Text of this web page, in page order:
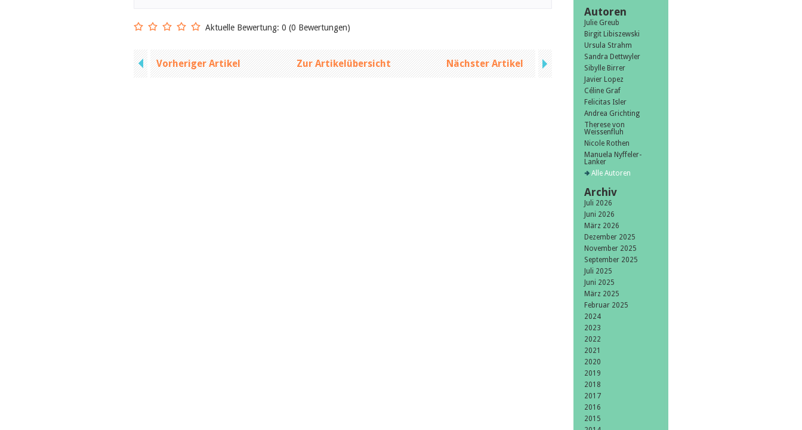
Aktuelle Bewertung: 0 (0 Bewertungen)
Vorheriger Artikel Zur Artikelübersicht Nächster Artikel
Autoren
Julie Greub
Birgit Libiszewski
Ursula Strahm
Sandra Dettwyler
Sibylle Birrer
Javier Lopez
Céline Graf
Felicitas Isler
Andrea Grichting
Therese von
Weissenfluh
Nicole Rothen
Manuela Nyffeler-
Lanker
Alle Autoren
Archiv
Juli 2026
Juni 2026
März 2026
Dezember 2025
November 2025
September 2025
Juli 2025
Juni 2025
März 2025
Februar 2025
2024
2023
2022
2021
2020
2019
2018
2017
2016
2015